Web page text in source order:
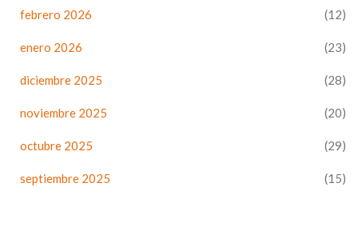
febrero 2026 (12)
enero 2026 (23)
diciembre 2025 (28)
noviembre 2025 (20)
octubre 2025 (29)
septiembre 2025 (15)